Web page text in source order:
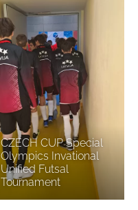
CZECH CUP Special
Olympics Invational
Unified Futsal
Tournament